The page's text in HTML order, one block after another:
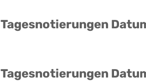
Tagesnotierungen
Tagesnotierungen